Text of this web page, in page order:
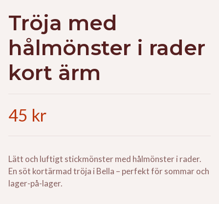
Tröja med
hålmönster i rader
kort ärm
45 kr
Lätt och luftigt stickmönster med hålmönster i rader.
En söt kortärmad tröja i Bella – perfekt för sommar och
lager-på-lager.